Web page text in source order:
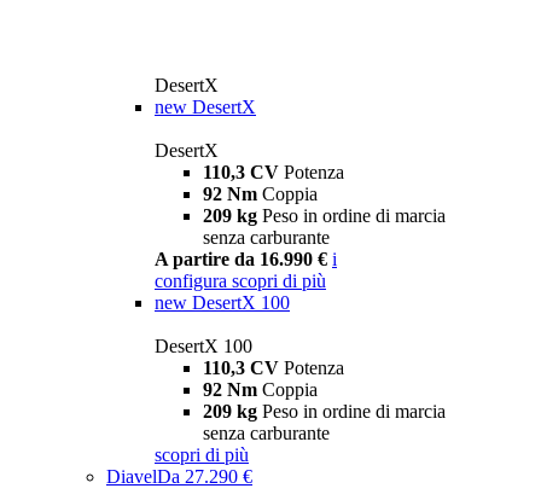
DesertX
new DesertX
DesertX
110,3 CV Potenza
92 Nm Coppia
209 kg Peso in ordine di marcia
senza carburante
A partire da 16.990 € i
configura scopri di più
new DesertX 100
DesertX 100
110,3 CV Potenza
92 Nm Coppia
209 kg Peso in ordine di marcia
senza carburante
scopri di più
DiavelDa 27.290 €